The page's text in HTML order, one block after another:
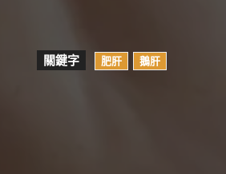
關鍵字 肥肝 鵝肝